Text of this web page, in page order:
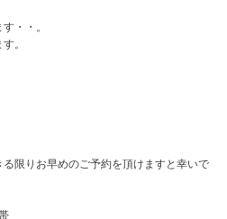
・・。
。
限りお早めのご予約を頂けますと幸いで